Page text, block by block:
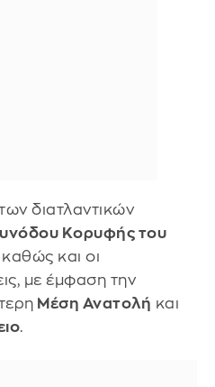
διατλαντικών
Κορυφής του
καθώς και οι
με έμφαση την
Μέση Ανατολή και
.